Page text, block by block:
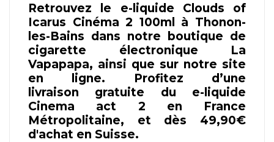
Retrouvez le e-liquide Clouds of
Icarus Cinéma 2 100ml à Thonon-
les-Bains dans notre boutique de
cigarette électronique La
Vapapapa, ainsi que sur notre site
en ligne. Profitez d’une
livraison gratuite du e-liquide
Cinema act 2 en France
Métropolitaine, et dès 49,90€
d'achat en Suisse.